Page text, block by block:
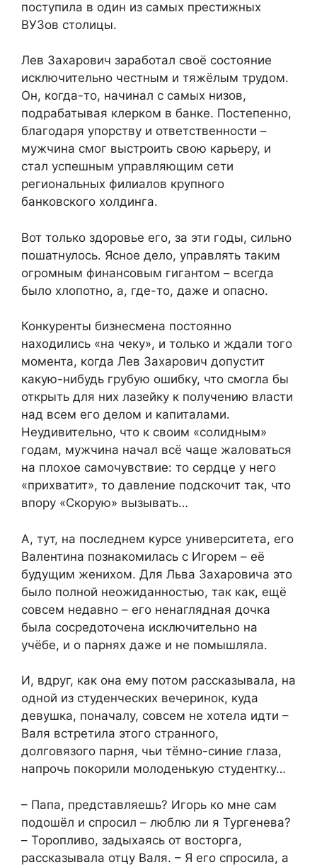
поступила в один из самых престижных
ВУЗов столицы.
Лев Захарович заработал своё состояние
исключительно честным и тяжёлым трудом.
Он, когда-то, начинал с самых низов,
подрабатывая клерком в банке. Постепенно,
благодаря упорству и ответственности –
мужчина смог выстроить свою карьеру, и
стал успешным управляющим сети
региональных филиалов крупного
банковского холдинга.
Вот только здоровье его, за эти годы, сильно
пошатнулось. Ясное дело, управлять таким
огромным финансовым гигантом – всегда
было хлопотно, а, где-то, даже и опасно.
Конкуренты бизнесмена постоянно
находились «на чеку», и только и ждали того
момента, когда Лев Захарович допустит
какую-нибудь грубую ошибку, что смогла бы
открыть для них лазейку к получению власти
над всем его делом и капиталами.
Неудивительно, что к своим «солидным»
годам, мужчина начал всё чаще жаловаться
на плохое самочувствие: то сердце у него
«прихватит», то давление подскочит так, что
впору «Скорую» вызывать…
А, тут, на последнем курсе университета, его
Валентина познакомилась с Игорем – её
будущим женихом. Для Льва Захаровича это
было полной неожиданностью, так как, ещё
совсем недавно – его ненаглядная дочка
была сосредоточена исключительно на
учёбе, и о парнях даже и не помышляла.
И, вдруг, как она ему потом рассказывала, на
одной из студенческих вечеринок, куда
девушка, поначалу, совсем не хотела идти –
Валя встретила этого странного,
долговязого парня, чьи тёмно-синие глаза,
напрочь покорили молоденькую студентку…
– Папа, представляешь? Игорь ко мне сам
подошёл и спросил – люблю ли я Тургенева?
– Торопливо, задыхаясь от восторга,
рассказывала отцу Валя. – Я его спросила, а